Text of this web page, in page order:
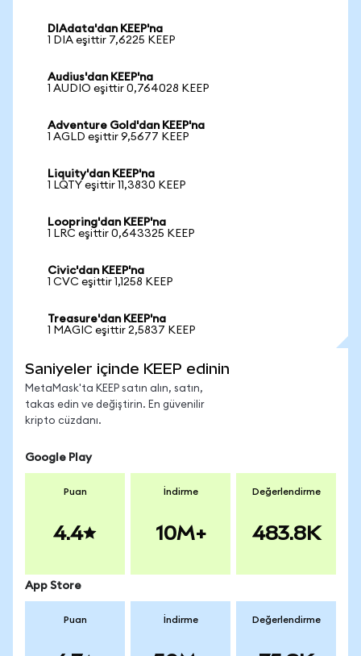
DIAdata'dan KEEP'na
1 DIA eşittir 7,6225 KEEP
Audius'dan KEEP'na
1 AUDIO eşittir 0,764028 KEEP
Adventure Gold'dan KEEP'na
1 AGLD eşittir 9,5677 KEEP
Liquity'dan KEEP'na
1 LQTY eşittir 11,3830 KEEP
Loopring'dan KEEP'na
1 LRC eşittir 0,643325 KEEP
Civic'dan KEEP'na
1 CVC eşittir 1,1258 KEEP
Treasure'dan KEEP'na
1 MAGIC eşittir 2,5837 KEEP
Saniyeler içinde KEEP edinin
MetaMask'ta KEEP satın alın, satın,
takas edin ve değiştirin. En güvenilir
kripto cüzdanı.
Google Play
Puan
4.4
İndirme
10M+
Değerlendirme
483.8K
App Store
Puan İndirme Değerlendirme